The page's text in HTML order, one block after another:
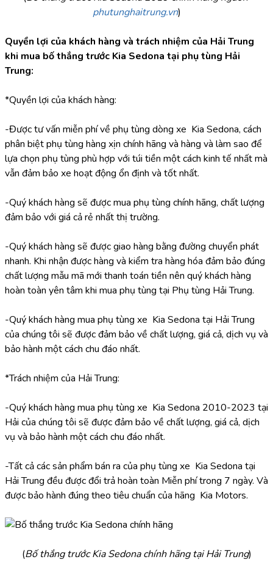
phutunghaitrung.vn)
Quyền lợi của khách hàng và trách nhiệm của Hải Trung
khi mua bố thắng trước Kia Sedona tại phụ tùng Hải
Trung:
*Quyền lợi của khách hàng:
-Được tư vấn miễn phí về phụ tùng dòng xe  Kia Sedona, cách
phân biệt phụ tùng hàng xịn chính hãng và hàng và làm sao để
lựa chọn phụ tùng phù hợp với túi tiền một cách kinh tế nhất mà
vẫn đảm bảo xe hoạt động ổn định và tốt nhất.
-Quý khách hàng sẽ được mua phụ tùng chính hãng, chất lượng
đảm bảo với giá cả rẻ nhất thị trường.
-Quý khách hàng sẽ được giao hàng bằng đường chuyển phát
nhanh. Khi nhận được hàng và kiểm tra hàng hóa đảm bảo đúng
chất lượng mẫu mã mới thanh toán tiền nên quý khách hàng
hoàn toàn yên tâm khi mua phụ tùng tại Phụ tùng Hải Trung.
-Quý khách hàng mua phụ tùng xe  Kia Sedona tại Hải Trung
của chúng tôi sẽ được đảm bảo về chất lượng, giá cả, dịch vụ và
bảo hành một cách chu đáo nhất.
*Trách nhiệm của Hải Trung:
-Quý khách hàng mua phụ tùng xe  Kia Sedona 2010-2023 tại
Hải của chúng tôi sẽ được đảm bảo về chất lượng, giá cả, dịch
vụ và bảo hành một cách chu đáo nhất.
-Tất cả các sản phẩm bán ra của phụ tùng xe  Kia Sedona tại
Hải Trung đều được đổi trả hoàn toàn Miễn phí trong 7 ngày. Và
được bảo hành đúng theo tiêu chuẩn của hãng  Kia Motors.
(Bố thắng trước Kia Sedona chính hãng tại Hải Trung)